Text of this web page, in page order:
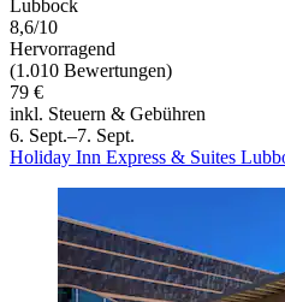
Lubbock
8,6/10
Hervorragend
(1.010 Bewertungen)
79 €
inkl. Steuern & Gebühren
6. Sept.–7. Sept.
Holiday Inn Express & Suites